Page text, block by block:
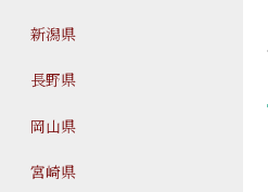
新潟県
長野県
岡山県
宮崎県